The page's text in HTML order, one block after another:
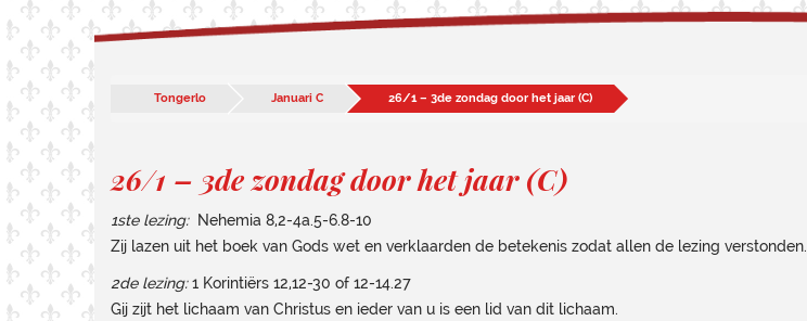
Tongerlo Januari C 26/1 – 3de zondag door het jaar (C)
26/1 – 3de zondag door het jaar (C)
1ste lezing: Nehemia 8,2-4a.5-6.8-10
Zij lazen uit het boek van Gods wet en verklaarden de betekenis zodat allen de lezing verstonden.
2de lezing:1 Korintiërs 12,12-30 of 12-14.27
Gij zijt het lichaam van Christus en ieder van u is een lid van dit lichaam.